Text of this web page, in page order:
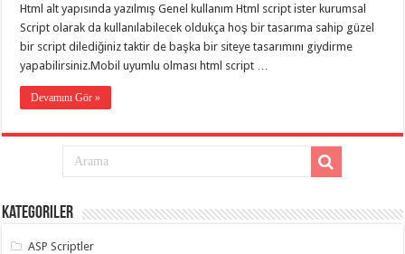
gaziantep
evden
taşımacılık,
gaziantep
taşımacılık,
evden
taşımacılık,
gaziantep
taşıma,
Html alt yapısında yazılmış Genel kullanım Html script ister kurumsal
Script olarak da kullanılabilecek oldukça hoş bir tasarıma sahip güzel
bir script dilediğiniz taktir de başka bir siteye tasarımını giydirme
yapabilirsiniz.Mobil uyumlu olması html script …
Devamını Gör »
Kategoriler
ASP Scriptler